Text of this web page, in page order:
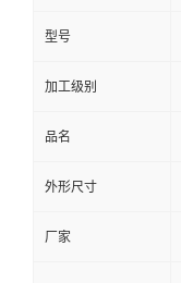
型号
加工级别
品名
外形尺寸
厂家